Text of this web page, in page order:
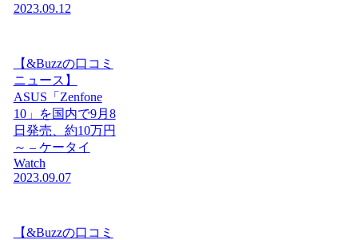
2023.09.12
【&Buzzの口コミ
ニュース】
ASUS「Zenfone
10」を国内で9月8
日発売、約10万円
～ – ケータイ
Watch
2023.09.07
【&Buzzの口コミ